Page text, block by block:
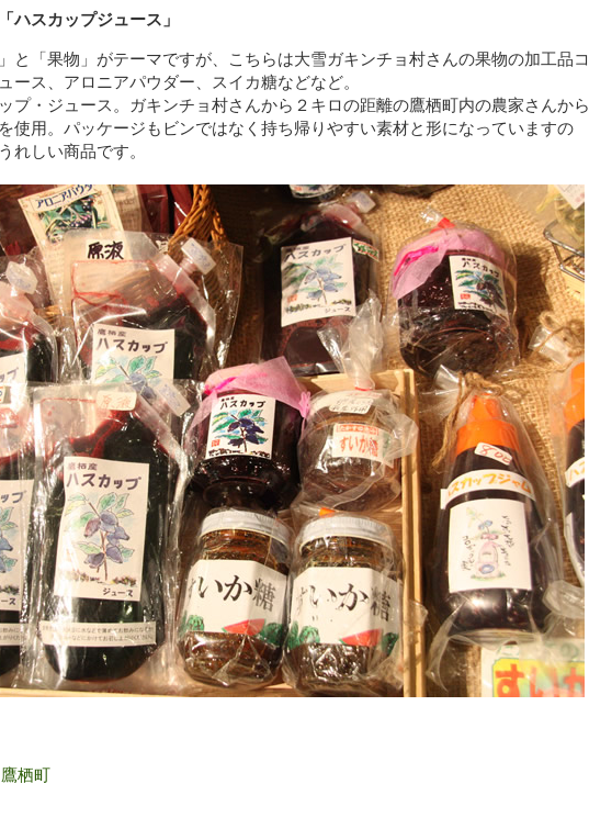
ハスカップジュース」
と「果物」がテーマですが、こちらは大雪ガキンチョ村さんの果物の加工品コ
ース、アロニアパウダー、スイカ糖などなど。
プ・ジュース。ガキンチョ村さんから２キロの距離の鷹栖町内の農家さんから
使用。パッケージもビンではなく持ち帰りやすい素材と形になっていますの
れしい商品です。
鷹栖町